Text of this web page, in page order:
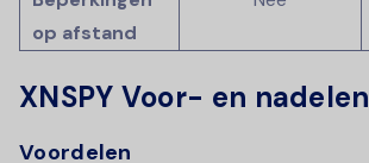
op afstand
XNSPY Voor- en nadelen
Voordelen